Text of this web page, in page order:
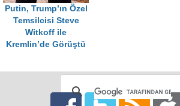
Putin, Trump’ın Özel
Temsilcisi Steve
Witkoff ile
Kremlin’de Görüştü